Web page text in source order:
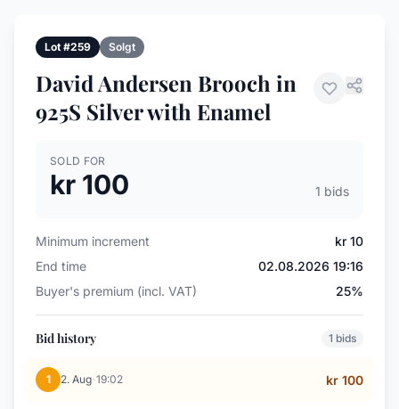
Lot #259 Solgt
David Andersen Brooch in
925S Silver with Enamel
SOLD FOR
kr 100 1 bids
Minimum increment
kr 10
End time
02.08.2026 19:16
Buyer's premium (incl. VAT)
25%
Bid history 1 bids
1 2. Aug·19:02 kr 100